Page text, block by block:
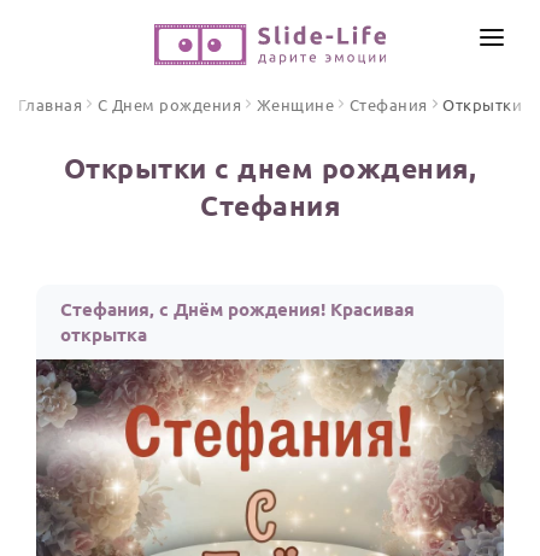
Открытки
Стихи и тексты
ПРАЗДНИКИ
С Днем рождения
Юбилей
Свадьба
ИНСТРУМЕНТЫ
ОТЗЫВЫ
Главная С Днем рождения Женщине Стефания Открытки
Открытки с днем рождения,
Стефания
Стефания, с Днём рождения! Красивая
открытка